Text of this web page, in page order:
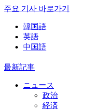
주요 기사 바로가기
韓国語
英語
中国語
最新記事
ニュース
政治
経済